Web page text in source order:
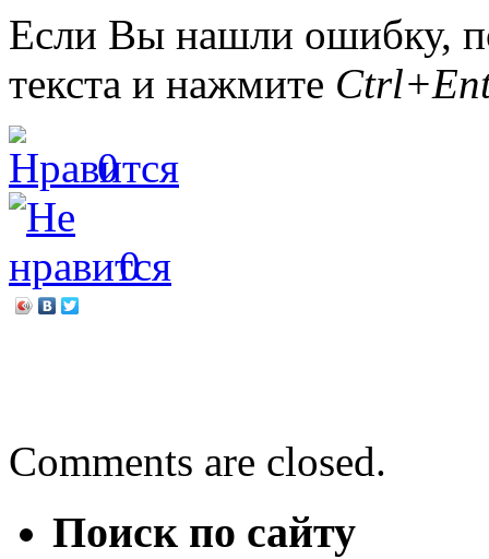
Если Вы нашли ошибку,
текста и нажмите
0
0
Comments are closed.
Поиск по сайту